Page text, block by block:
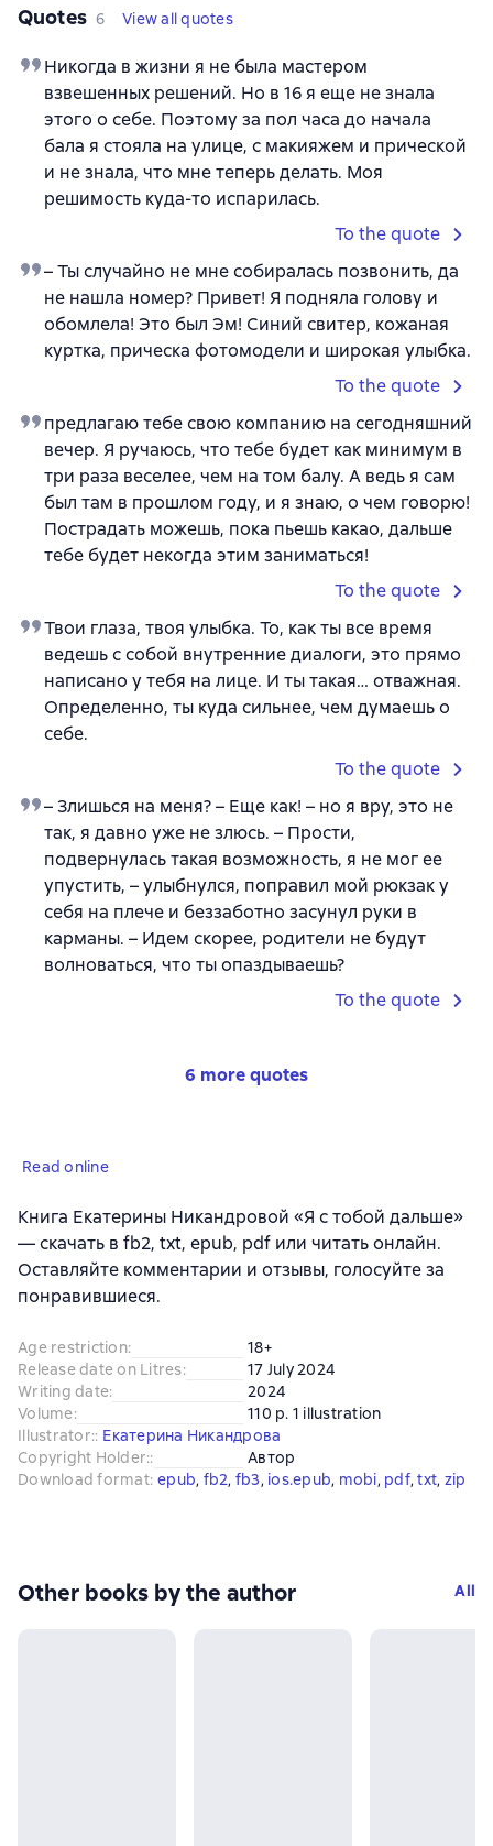
Quotes 6 View all quotes
Никогда в жизни я не была мастером
взвешенных решений. Но в 16 я еще не знала
этого о себе. Поэтому за пол часа до начала
бала я стояла на улице, с макияжем и прической
и не знала, что мне теперь делать. Моя
решимость куда-то испарилась.
To the quote
– Ты случайно не мне собиралась позвонить, да
не нашла номер? Привет! Я подняла голову и
обомлела! Это был Эм! Синий свитер, кожаная
куртка, прическа фотомодели и широкая улыбка.
To the quote
предлагаю тебе свою компанию на сегодняшний
вечер. Я ручаюсь, что тебе будет как минимум в
три раза веселее, чем на том балу. А ведь я сам
был там в прошлом году, и я знаю, о чем говорю!
Пострадать можешь, пока пьешь какао, дальше
тебе будет некогда этим заниматься!
To the quote
Твои глаза, твоя улыбка. То, как ты все время
ведешь с собой внутренние диалоги, это прямо
написано у тебя на лице. И ты такая… отважная.
Определенно, ты куда сильнее, чем думаешь о
себе.
To the quote
– Злишься на меня? – Еще как! – но я вру, это не
так, я давно уже не злюсь. – Прости,
подвернулась такая возможность, я не мог ее
упустить, – улыбнулся, поправил мой рюкзак у
себя на плече и беззаботно засунул руки в
карманы. – Идем скорее, родители не будут
волноваться, что ты опаздываешь?
To the quote
6 more quotes
Read online
Книга Екатерины Никандровой «Я с тобой дальше»
— скачать в fb2, txt, epub, pdf или читать онлайн.
Оставляйте комментарии и отзывы, голосуйте за
понравившиеся.
Age restriction:
18+
Release date on Litres:
17 July 2024
Writing date:
2024
Volume:
110 p. 1 illustration
Illustrator:: Екатерина Никандрова
Copyright Holder::
Автор
Download format: epub, fb2, fb3, ios.epub, mobi, pdf, txt, zip
Other books by the author All